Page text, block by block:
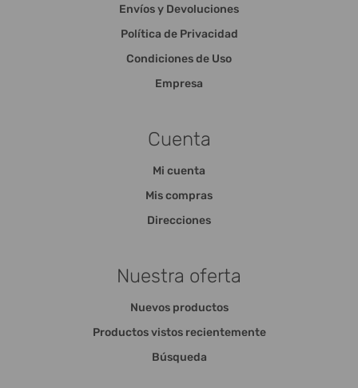
Envíos y Devoluciones
Política de Privacidad
Condiciones de Uso
Empresa
Cuenta
Mi cuenta
Mis compras
Direcciones
Nuestra oferta
Nuevos productos
Productos vistos recientemente
Búsqueda